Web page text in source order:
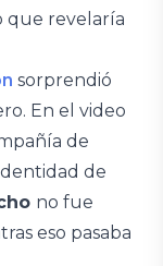
que revelaría
sorprendió
En el video
de
de
no fue
eso pasaba